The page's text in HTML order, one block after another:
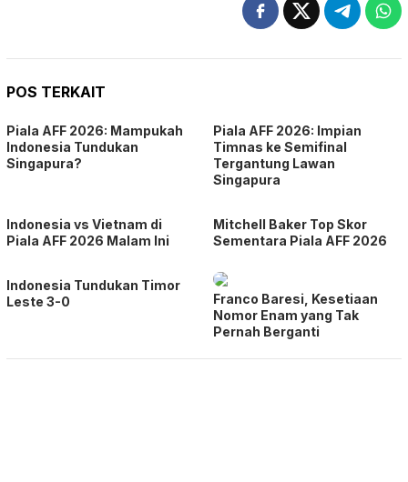
POS TERKAIT
Piala AFF 2026: Mampukah
Indonesia Tundukan
Singapura?
Piala AFF 2026: Impian
Timnas ke Semifinal
Tergantung Lawan
Singapura
Indonesia vs Vietnam di
Piala AFF 2026 Malam Ini
Mitchell Baker Top Skor
Sementara Piala AFF 2026
Indonesia Tundukan Timor
Leste 3-0
Franco Baresi, Kesetiaan
Nomor Enam yang Tak
Pernah Berganti